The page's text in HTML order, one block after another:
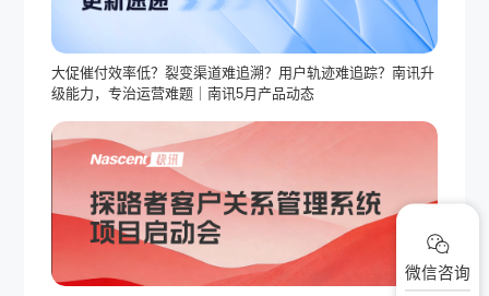
大促催付效率低？裂变渠道难追溯？用户轨迹难追踪？南讯升
级能力，专治运营难题｜南讯5月产品动态
微信咨询